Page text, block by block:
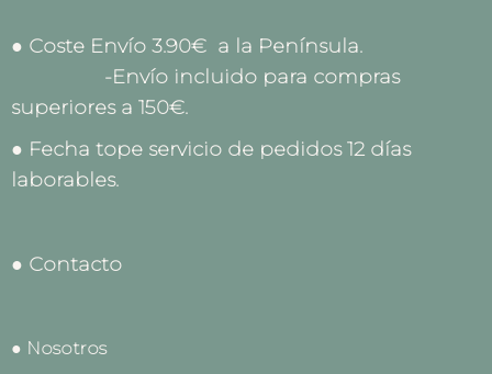
● Coste Envío 3.90€ a la Península.
-Envío incluido para compras
superiores a 150€.
● Fecha tope servicio de pedidos 12 días
laborables.
● Contacto
● Nosotros